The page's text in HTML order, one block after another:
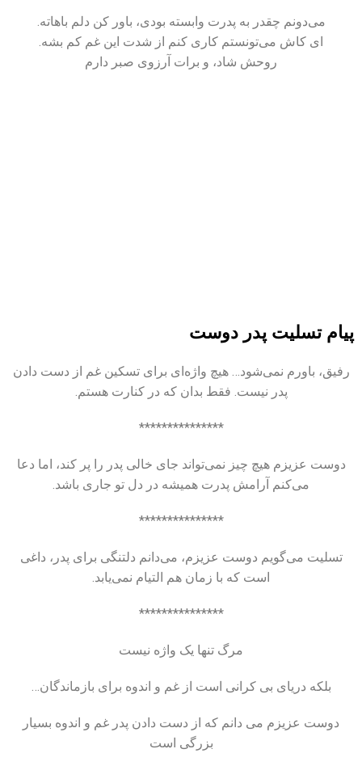
می‌دونم چقدر به پدرت وابسته بودی، باور کن دلم باهاته.
ای کاش می‌تونستم کاری کنم از شدت این غم کم بشه.
روحش شاد، و برات آرزوی صبر دارم
پیام تسلیت پدر دوست
رفیق، باورم نمی‌شود… هیچ واژه‌ای برای تسکین غم از دست دادن
پدر نیست. فقط بدان که در کنارت هستم.
***************
دوست عزیزم هیچ چیز نمی‌تواند جای خالی پدر را پر کند، اما دعا
می‌کنم آرامش پدرت همیشه در دل تو جاری باشد.
***************
تسلیت می‌گویم دوست عزیزم، می‌دانم دلتنگی برای پدر، داغی
است که با زمان هم التیام نمی‌یابد.
***************
مرگ تنها یک واژه نیست
بلکه دریای بی کرانی است از غم و اندوه برای بازماندگان…
دوست عزیزم می ‌دانم که از دست دادن پدر غم و اندوه بسیار
بزرگی است